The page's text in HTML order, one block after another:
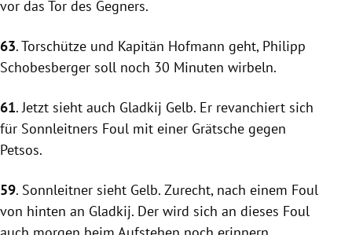
vor das Tor des Gegners.
63. Torschütze und Kapitän Hofmann geht, Philipp
Schobesberger soll noch 30 Minuten wirbeln.
61. Jetzt sieht auch Gladkij Gelb. Er revanchiert sich
für Sonnleitners Foul mit einer Grätsche gegen
Petsos.
59. Sonnleitner sieht Gelb. Zurecht, nach einem Foul
von hinten an Gladkij. Der wird sich an dieses Foul